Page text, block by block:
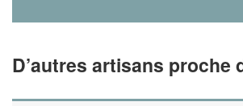
D’autres artisans proche